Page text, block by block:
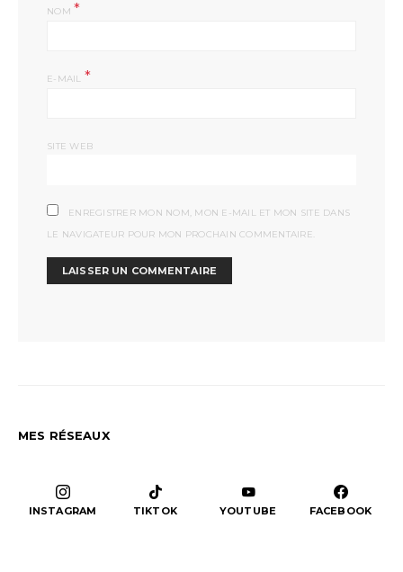
NOM *
E-MAIL *
SITE WEB
ENREGISTRER MON NOM, MON E-MAIL ET MON SITE DANS
LE NAVIGATEUR POUR MON PROCHAIN COMMENTAIRE.
MES RÉSEAUX
INSTAGRAM TIKTOK YOUTUBE FACEBOOK